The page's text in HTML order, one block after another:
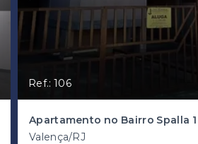
Ref.: 106
Apartamento no Bairro Spalla 1
Valença/RJ